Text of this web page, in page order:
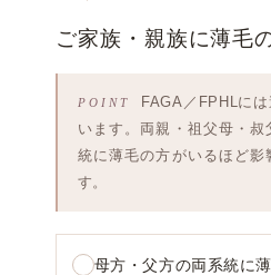
ご家族・親族に薄毛
FAGA／FPHLに
います。両親・祖父母・
統に薄毛の方がいるほど影
す。
母方・父方の両系統に